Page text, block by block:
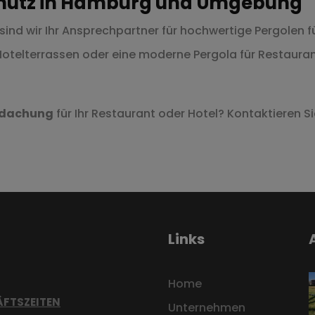
wir Ihr Ansprechpartner für hochwertige Pergolen
oder eine moderne Pergola für
für Ihr Restaurant oder Hotel? Kontaktieren
Links
Home
Unternehmen